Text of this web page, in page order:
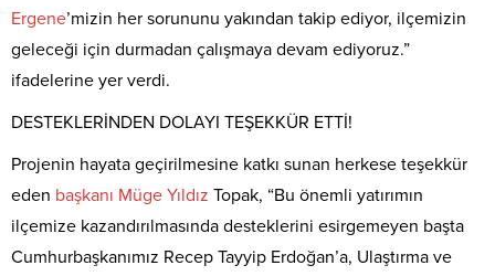
Ergene’mizin her sorununu yakından takip ediyor, ilçemizin
geleceği için durmadan çalışmaya devam ediyoruz.”
ifadelerine yer verdi.
DESTEKLERİNDEN DOLAYI TEŞEKKÜR ETTİ!
Projenin hayata geçirilmesine katkı sunan herkese teşekkür
eden başkanı Müge Yıldız Topak, “Bu önemli yatırımın
ilçemize kazandırılmasında desteklerini esirgemeyen başta
Cumhurbaşkanımız Recep Tayyip Erdoğan’a, Ulaştırma ve